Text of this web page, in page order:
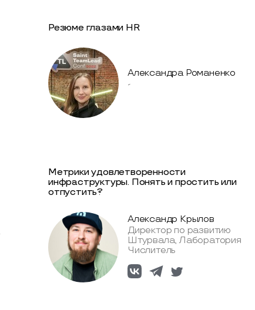
Резюме глазами HR
Александра Романенко
-
Метрики удовлетворенности
инфраструктуры. Понять и простить или
отпустить?
Александр Крылов
Директор по развитию
Штурвала, Лаборатория
Числитель